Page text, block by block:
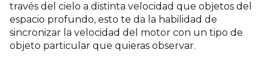
través del cielo a distinta velocidad que objetos del
espacio profundo, esto te da la habilidad de
sincronizar la velocidad del motor con un tipo de
objeto particular que quieras observar.